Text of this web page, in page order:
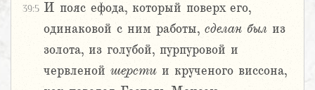
39:5 И пояс ефода, который поверх его,
одинаковой с ним работы, сделан был из
золота, из голубой, пурпуровой и
червленой шерсти и крученого виссона,